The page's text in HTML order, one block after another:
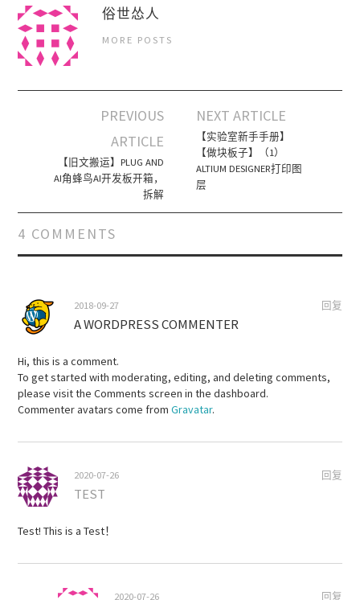
俗世怂人
MORE POSTS
Post navigation
PREVIOUS
ARTICLE
【旧文搬运】PLUG AND
AI角蜂鸟AI开发板开箱，
拆解
NEXT ARTICLE
【实验室新手手册】
【做块板子】（1）
ALTIUM DESIGNER打印图
层
4 COMMENTS
回复
2018-09-27
A WORDPRESS COMMENTER
Hi, this is a comment.
To get started with moderating, editing, and deleting comments,
please visit the Comments screen in the dashboard.
Commenter avatars come fromGravatar.
回复
2020-07-26
TEST
Test! This is a Test！
回复
2020-07-26